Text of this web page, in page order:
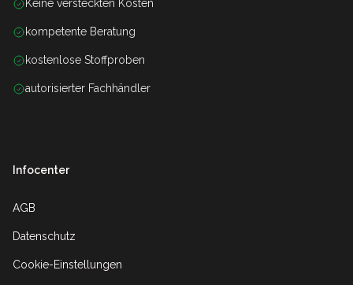
Keine versteckten Kosten
kompetente Beratung
kostenlose Stoffproben
autorisierter Fachhändler
Infocenter
AGB
Datenschutz
Cookie-Einstellungen